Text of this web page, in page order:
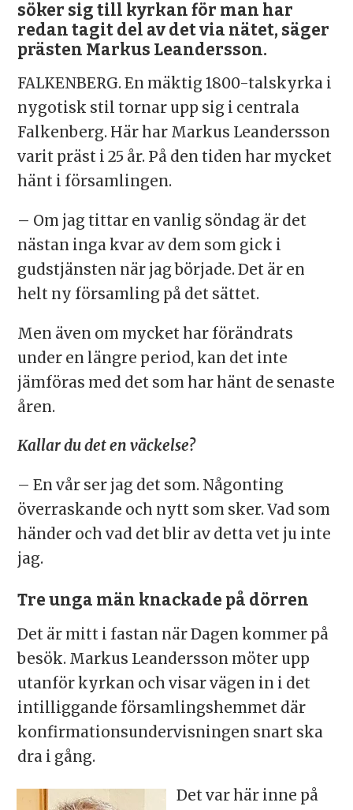
att det är mer öppet att prata om
tro i dag.
Det finns även skeptiker som
menar att det inte alls finns någon
trend.
söker sig till kyrkan för man har
redan tagit del av det via nätet, säger
prästen Markus Leandersson.
FALKENBERG. En mäktig 1800-talskyrka i
nygotisk stil tornar upp sig i centrala
Falkenberg. Här har Markus Leandersson
varit präst i 25 år. På den tiden har mycket
hänt i församlingen.
– Om jag tittar en vanlig söndag är det
nästan inga kvar av dem som gick i
gudstjänsten när jag började. Det är en
helt ny församling på det sättet.
Men även om mycket har förändrats
under en längre period, kan det inte
jämföras med det som har hänt de senaste
åren.
Kallar du det en väckelse?
– En vår ser jag det som. Någonting
överraskande och nytt som sker. Vad som
händer och vad det blir av detta vet ju inte
jag.
Tre unga män knackade på dörren
Det är mitt i fastan när Dagen kommer på
besök. Markus Leandersson möter upp
utanför kyrkan och visar vägen in i det
intilliggande församlingshemmet där
konfirmationsundervisningen snart ska
dra i gång.
Det var här inne på